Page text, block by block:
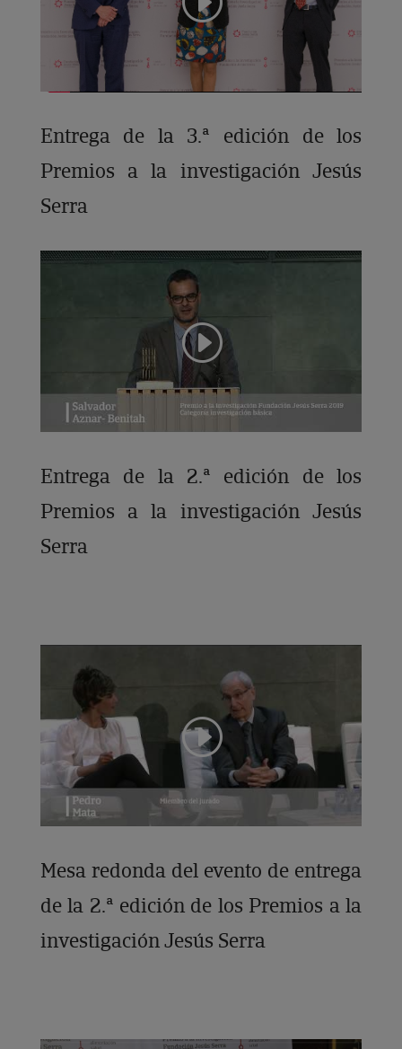
Entrega de la 3.ª edición de los
Premios a la investigación Jesús
Serra
Entrega de la 2.ª edición de los
Premios a la investigación Jesús
Serra
Mesa redonda del evento de entrega
de la 2.ª edición de los Premios a la
investigación Jesús Serra